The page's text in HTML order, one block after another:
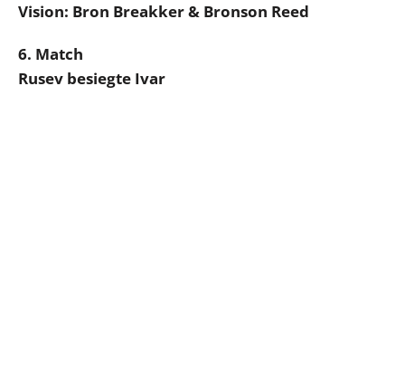
Vision: Bron Breakker & Bronson Reed
6. Match
Rusev besiegte Ivar